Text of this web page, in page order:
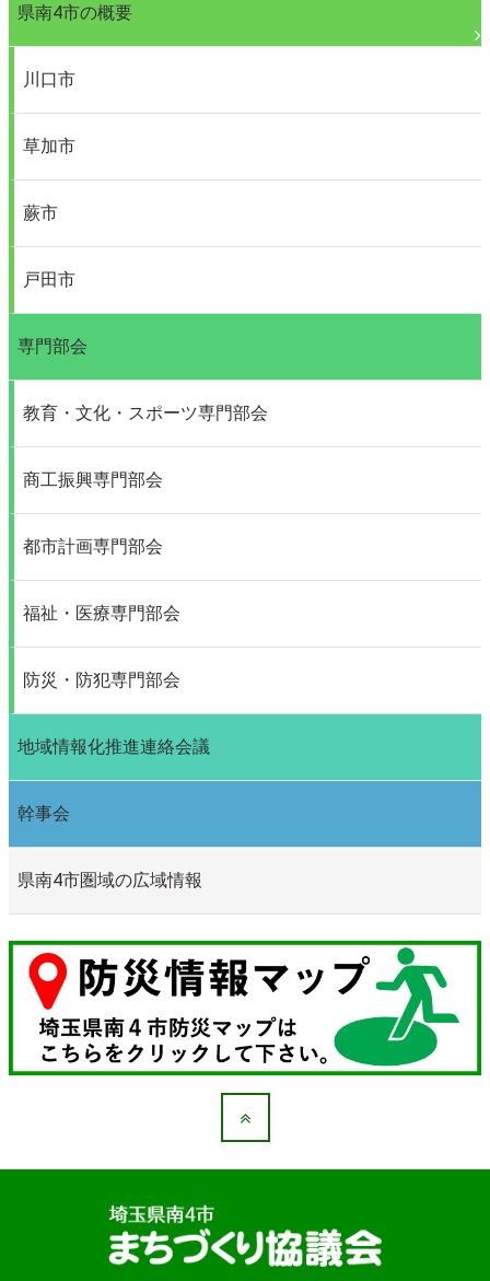
県南4市の概要
川口市
草加市
蕨市
戸田市
専門部会
教育・文化・スポーツ専門部会
商工振興専門部会
都市計画専門部会
福祉・医療専門部会
防災・防犯専門部会
地域情報化推進連絡会議
幹事会
県南4市圏域の広域情報